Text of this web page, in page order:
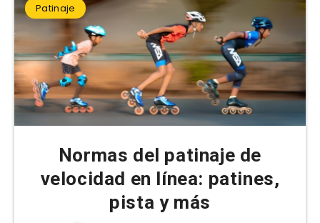
Patinaje
Normas del patinaje de
velocidad en línea: patines,
pista y más